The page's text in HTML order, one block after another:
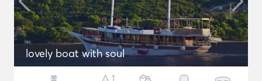
lovely boat with soul